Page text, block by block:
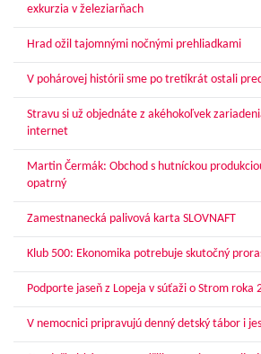
exkurzia v železiarňach
Hrad ožil tajomnými nočnými prehliadkami
V pohárovej histórii sme po tretíkrát ostali
Stravu si už objednáte z akéhokoľvek
internet
Martin Čermák: Obchod s hutníckou
opatrný
Zamestnanecká palivová karta SLOVNAFT
Klub 500: Ekonomika potrebuje skutočný
Podporte jaseň z Lopeja v súťaži o Strom roka
V nemocnici pripravujú denný detský tábor i